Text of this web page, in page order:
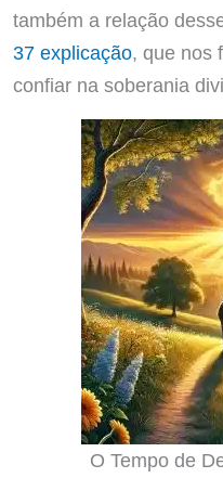
também a relação
37 explicação, que nos
confiar na soberania
O Tempo de